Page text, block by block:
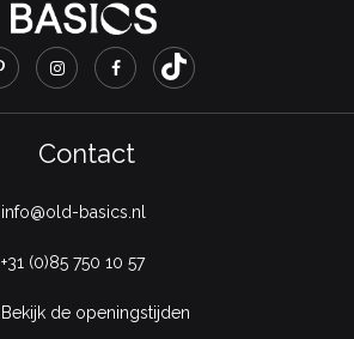
Contact
info@old-basics.nl
+31 (0)85 750 10 57
Bekijk de openingstijden